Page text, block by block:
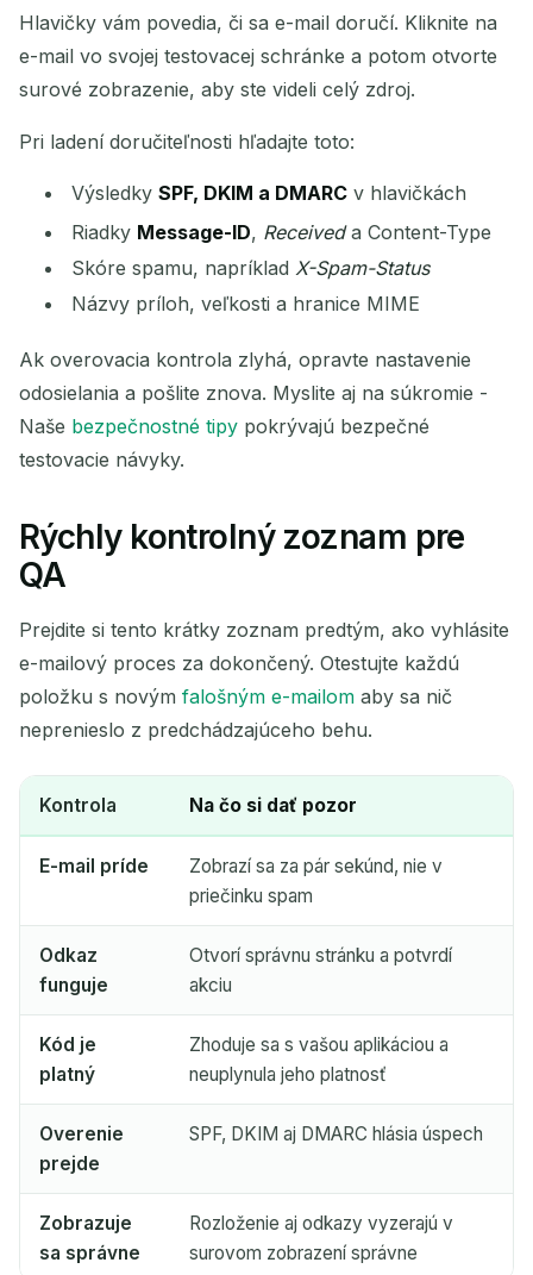
Hlavičky vám povedia, či sa e-mail doručí. Kliknite na
e-mail vo svojej testovacej schránke a potom otvorte
surové zobrazenie, aby ste videli celý zdroj.
Pri ladení doručiteľnosti hľadajte toto:
VýsledkySPF, DKIM a DMARC v hlavičkách
Riadky Message-ID, Receiveda Content-Type
Skóre spamu, napríklad X-Spam-Status
Názvy príloh, veľkosti a hranice MIME
Ak overovacia kontrola zlyhá, opravte nastavenie
odosielania a pošlite znova. Myslite aj na súkromie -
Naše bezpečnostné tipy pokrývajú bezpečné
testovacie návyky.
Rýchly kontrolný zoznam pre
QA
Prejdite si tento krátky zoznam predtým, ako vyhlásite
e-mailový proces za dokončený. Otestujte každú
položku s novým falošným e-mailom aby sa nič
neprenieslo z predchádzajúceho behu.
Kontrola Na čo si dať pozor
E-mail príde
Zobrazí sa za pár sekúnd, nie v
priečinku spam
Odkaz
funguje
Otvorí správnu stránku a potvrdí
akciu
Kód je
platný
Zhoduje sa s vašou aplikáciou a
neuplynula jeho platnosť
Overenie
prejde
SPF, DKIM aj DMARC hlásia úspech
Zobrazuje
sa správne
Rozloženie aj odkazy vyzerajú v
surovom zobrazení správne